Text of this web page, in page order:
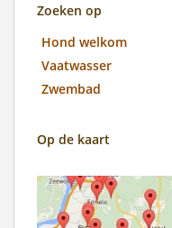
Zoeken op
Hond welkom
Vaatwasser
Zwembad
Op de kaart